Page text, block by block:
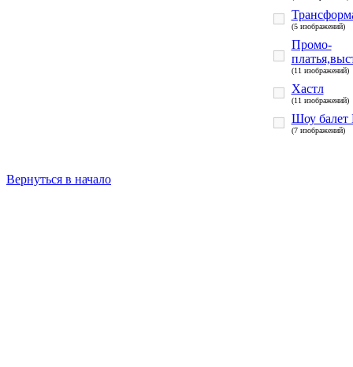
(5 изображений)
Промо-
(11 изображений)
Хастл
(11 изображений)
Шоу
(7 изображений)
Вернуться в начало